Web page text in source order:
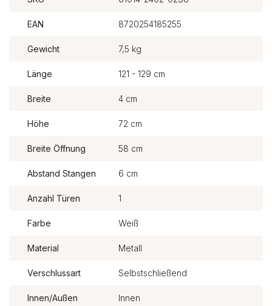
EAN 8720254185255
Gewicht 7,5 kg
Länge 121 - 129 cm
Breite 4 cm
Höhe 72 cm
Breite Öffnung 58 cm
Abstand Stangen 6 cm
Anzahl Türen 1
Farbe Weiß
Material Metall
Verschlussart Selbstschließend
Innen/Außen Innen